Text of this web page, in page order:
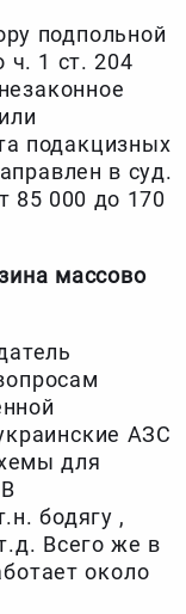
подпольной
ч. 1 ст. 204
подакцизных
в суд.
85 000 до 170
массово
АЗС
для
бодягу ,
Всего же в
около